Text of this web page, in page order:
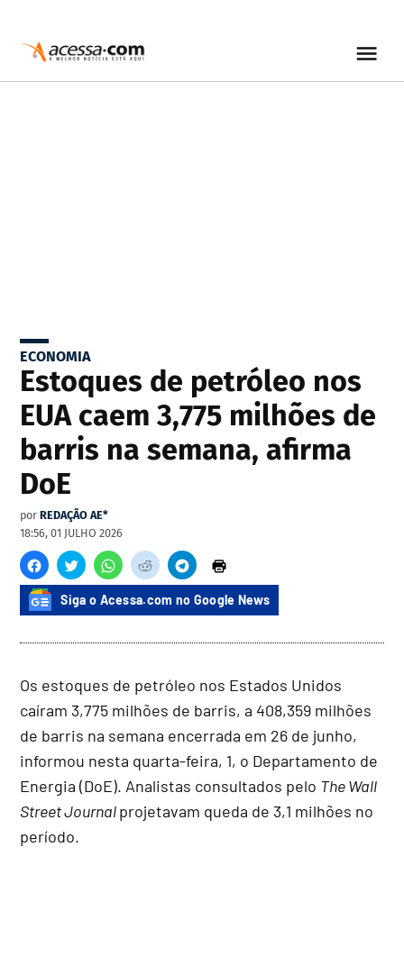
ECONOMIA
Estoques de petróleo nos
EUA caem 3,775 milhões de
barris na semana, afirma
DoE
por REDAÇÃO AE*
18:56, 01 JULHO 2026
Siga o Acessa.com no Google News
Os estoques de petróleo nos Estados Unidos
caíram 3,775 milhões de barris, a 408,359 milhões
de barris na semana encerrada em 26 de junho,
informou nesta quarta-feira, 1, o Departamento de
Energia (DoE). Analistas consultados pelo The Wall
Street Journalprojetavam queda de 3,1 milhões no
período.